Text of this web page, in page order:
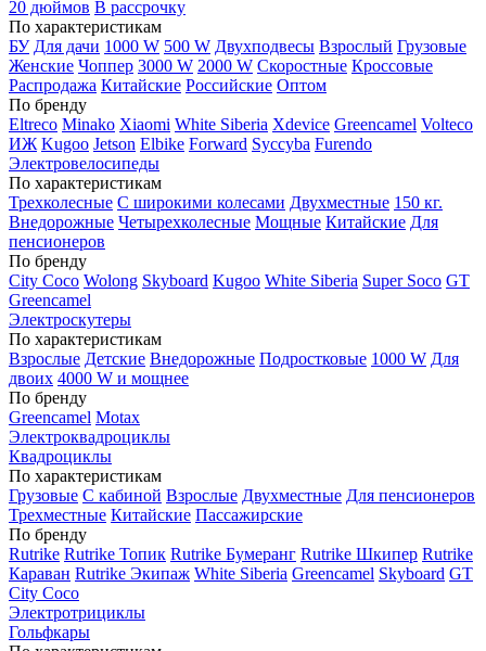
20 дюймов В рассрочку
По характеристикам
БУ Для дачи 1000 W 500 W Двухподвесы Взрослый Грузовые
Женские Чоппер 3000 W 2000 W Скоростные Кроссовые
Распродажа Китайские Российские Оптом
По бренду
Eltreco Minako Xiaomi White Siberia Xdevice Greencamel Volteco
ИЖ Kugoo Jetson Elbike Forward Syccyba Furendo
Электровелосипеды
По характеристикам
Трехколесные С широкими колесами Двухместные 150 кг.
Внедорожные Четырехколесные Мощные Китайские Для
пенсионеров
По бренду
City Coco Wolong Skyboard Kugoo White Siberia Super Soco GT
Greencamel
Электроскутеры
По характеристикам
Взрослые Детские Внедорожные Подростковые 1000 W Для
двоих 4000 W и мощнее
По бренду
Greencamel Motax
Электроквадроциклы
Квадроциклы
По характеристикам
Грузовые С кабиной Взрослые Двухместные Для пенсионеров
Трехместные Китайские Пассажирские
По бренду
Rutrike Rutrike Топик Rutrike Бумеранг Rutrike Шкипер Rutrike
Караван Rutrike Экипаж White Siberia Greencamel Skyboard GT
City Coco
Электротрициклы
Гольфкары